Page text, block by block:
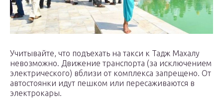
Учитывайте, что подъехать на такси к Тадж Махалу
невозможно. Движение транспорта (за исключением
электрического) вблизи от комплекса запрещено. От
автостоянки идут пешком или пересаживаются в
электрокары.